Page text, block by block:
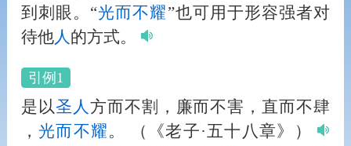
到刺眼。“光而不耀”也可用于形容强者对
待他人 的方式。
引例1
是以圣 人 方而不割，廉而不害，直而不肆
，光而不耀。
（《老子·五十八章》）